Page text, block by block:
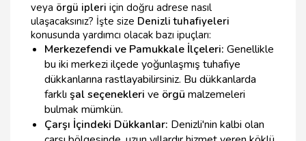
veya örgü ipleri için doğru adrese nasıl
ulaşacaksınız? İşte size Denizli tuhafiyeleri
konusunda yardımcı olacak bazı ipuçları:
Merkezefendi ve Pamukkale İlçeleri: Genellikle
bu iki merkezi ilçede yoğunlaşmış tuhafiye
dükkanlarına rastlayabilirsiniz. Bu dükkanlarda
farklı şal seçenekleri ve örgü malzemeleri
bulmak mümkün.
Çarşı İçindeki Dükkanlar: Denizli'nin kalbi olan